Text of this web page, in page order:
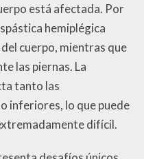
está afectada. Por
hemiplégica
cuerpo, mientras que
las piernas. La
tanto las
inferiores, lo que puede
difícil.